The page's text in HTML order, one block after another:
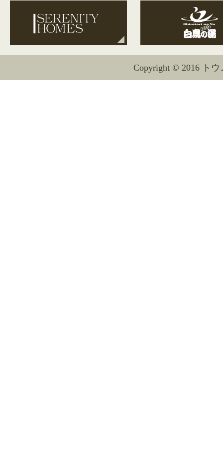
Copyright © 2016 ト